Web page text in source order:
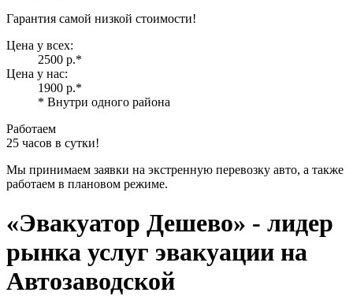
Гарантия самой низкой стоимости!
Цена у всех:
2500 р.*
Цена у нас:
1900 р.*
* Внутри одного района
Работаем
25 часов в сутки!
Мы принимаем заявки на экстренную перевозку авто, а также
работаем в плановом режиме.
«Эвакуатор Дешево» - лидер
рынка услуг эвакуации на
Автозаводской